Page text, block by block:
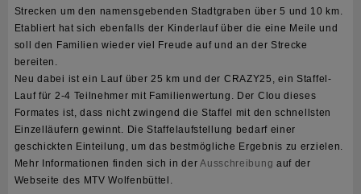
Strecken um den namensgebenden Stadtgraben über 5 und 10 km.
Etabliert hat sich ebenfalls der Kinderlauf über die eine Meile und
soll den Familien wieder viel Freude auf und an der Strecke
bereiten.
Neu dabei ist ein Lauf über 25 km und der CRAZY25, ein Staffel-
Lauf für 2-4 Teilnehmer mit Familienwertung. Der Clou dieses
Formates ist, dass nicht zwingend die Staffel mit den schnellsten
Einzelläufern gewinnt. Die Staffelaufstellung bedarf einer
geschickten Einteilung, um das bestmögliche Ergebnis zu erzielen.
Mehr Informationen finden sich in derAusschreibung auf der
Webseite des MTV Wolfenbüttel.